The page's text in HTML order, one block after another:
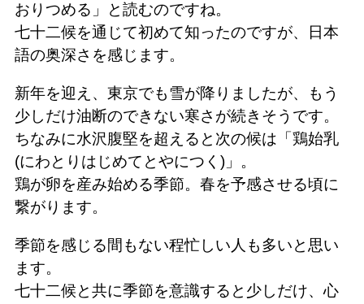
おりつめる」と読むのですね。
七十二候を通じて初めて知ったのですが、日本
語の奥深さを感じます。
新年を迎え、東京でも雪が降りましたが、もう
少しだけ油断のできない寒さが続きそうです。
ちなみに水沢腹堅を超えると次の候は「鶏始乳
(にわとりはじめてとやにつく)」。
鶏が卵を産み始める季節。春を予感させる頃に
繋がります。
季節を感じる間もない程忙しい人も多いと思い
ます。
七十二候と共に季節を意識すると少しだけ、心